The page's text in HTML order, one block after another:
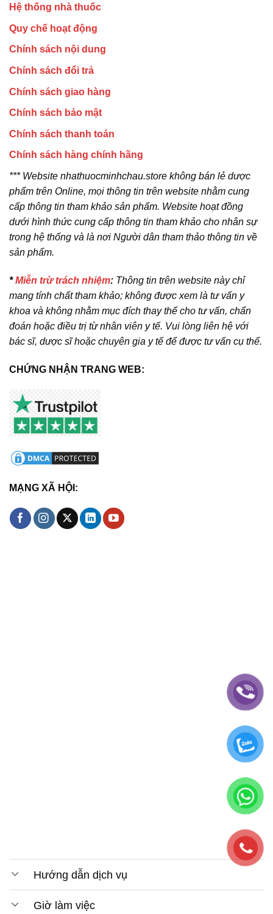
Hệ thống nhà thuốc
Quy chế hoạt động
Chính sách nội dung
Chính sách đổi trả
Chính sách giao hàng
Chính sách bảo mật
Chính sách thanh toán
Chính sách hàng chính hãng
*** Website nhathuocminhchau.store không bán lẻ dược
phẩm trên Online, mọi thông tin trên website nhằm cung
cấp thông tin tham khảo sản phẩm. Website hoạt đồng
dưới hình thức cung cấp thông tin tham khảo cho nhân sự
trong hệ thống và là nơi Người dân tham thảo thông tin về
sản phẩm.
*Miễn trừ trách nhiệm: Thông tin trên website này chỉ
mang tính chất tham khảo; không được xem là tư vấn y
khoa và không nhằm mục đích thay thế cho tư vấn, chẩn
đoán hoặc điều trị từ nhân viên y tế. Vui lòng liên hệ với
bác sĩ, dược sĩ hoặc chuyên gia y tế để được tư vấn cụ thể.
CHỨNG NHẬN TRANG WEB:
MẠNG XÃ HỘI:
Hướng dẫn dịch vụ
Giờ làm việc